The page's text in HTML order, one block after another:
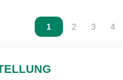
Vous êtes sur la
1 Vous êtes
2 Vous
3 4